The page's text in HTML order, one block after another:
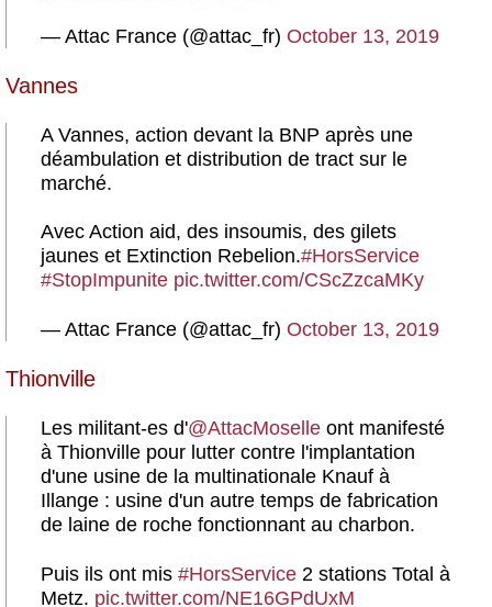
— Attac France (@attac_fr) October 13, 2019
Vannes
A Vannes, action devant la BNP après une
déambulation et distribution de tract sur le
marché.
Avec Action aid, des insoumis, des gilets
jaunes et Extinction Rebelion.#HorsService
#StopImpunite pic.twitter.com/CScZzcaMKy
— Attac France (@attac_fr) October 13, 2019
Thionville
Les militant-es d'@AttacMoselle ont manifesté
à Thionville pour lutter contre l'implantation
d'une usine de la multinationale Knauf à
Illange : usine d'un autre temps de fabrication
de laine de roche fonctionnant au charbon.
Puis ils ont mis #HorsService 2 stations Total à
Metz. pic.twitter.com/NE16GPdUxM